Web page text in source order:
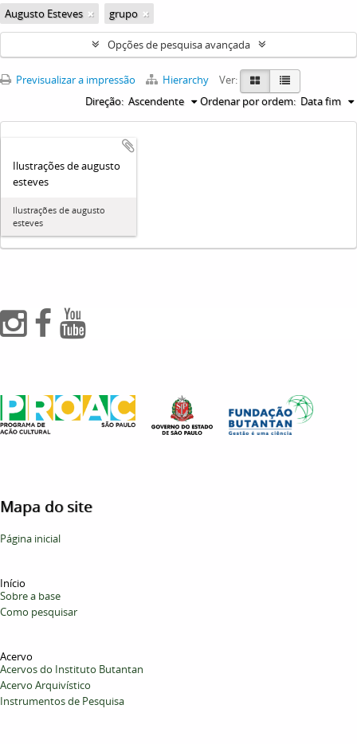
Augusto Esteves grupo
Opções de pesquisa avançada
Previsualizar a impressão Hierarchy
Ver:
Ordenar por ordem: Data fim
Direção: Ascendente
Ilustrações de augusto
esteves
Ilustrações de augusto
esteves
Mapa do site
Página inicial
Início
Sobre a base
Como pesquisar
Acervo
Acervos do Instituto Butantan
Acervo Arquivístico
Instrumentos de Pesquisa